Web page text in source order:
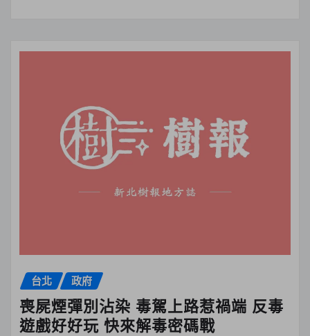
台北 政府
喪屍煙彈別沾染 毒駕上路惹禍端 反毒
遊戲好好玩 快來解毒密碼戰